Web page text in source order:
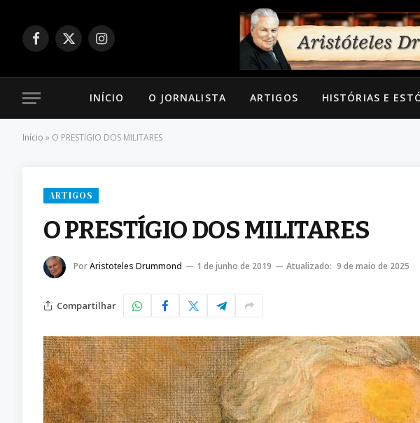
Facebook
X
Instagram
INÍCIO O JORNALISTA ARTIGOS HISTÓRIAS E
Início » O PRESTÍGIO DOS MILITARES
ARTIGOS
O PRESTÍGIO DOS MILITARES
PorAristoteles Drummond 1 de junho de 2019 Atualizado: 9 de maio de 2025
Compartilhar